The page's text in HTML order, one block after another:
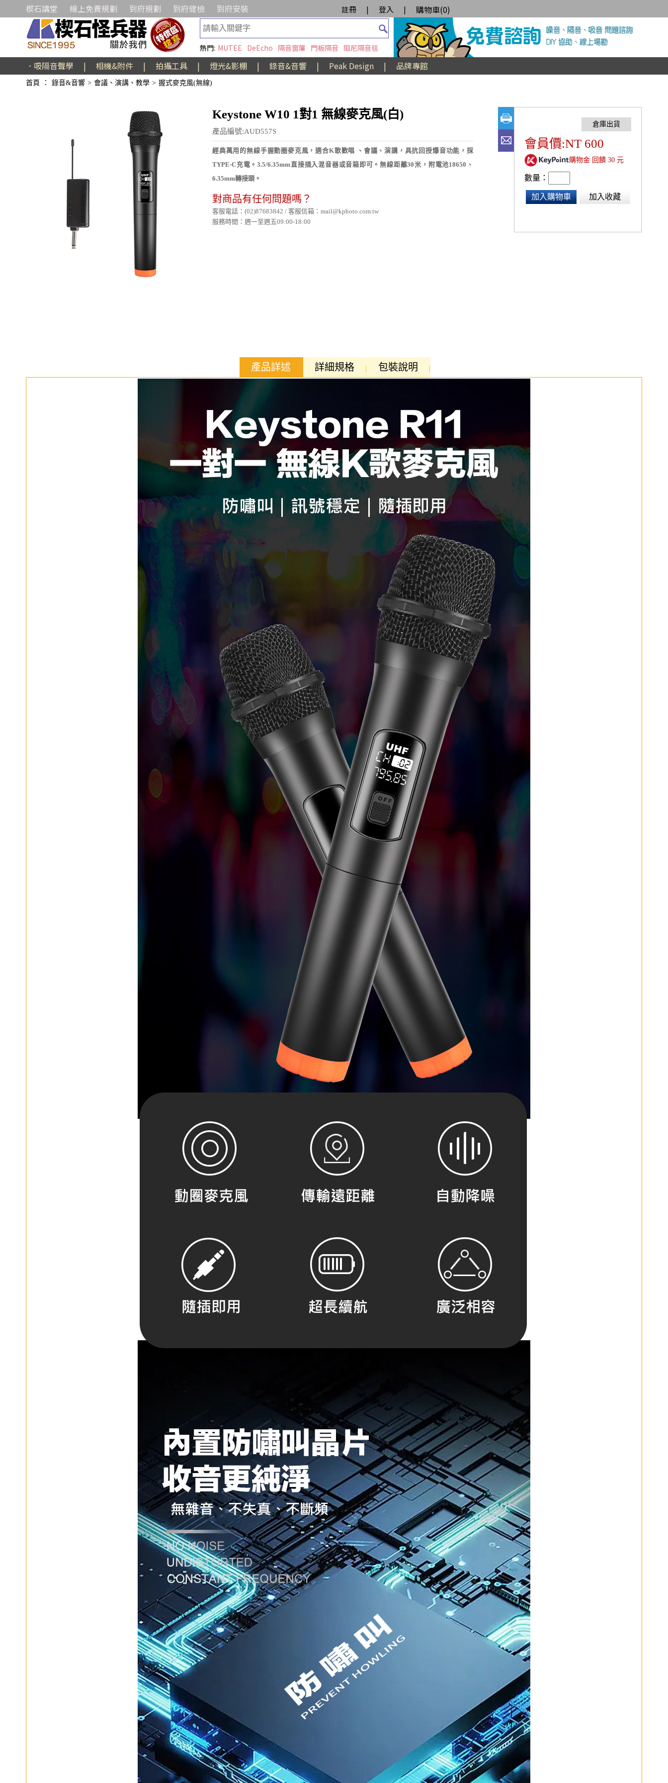
楔石講堂 線上免費規劃 到府規劃 到府健檢 到府安裝 註冊 | 登入 | 購物車(0)
熱門: MUTEE DeEcho 隔音窗簾 門板隔音 阻尼隔音毯
．吸隔音聲學 | 相機&附件 | 拍攝工具 | 燈光&影棚 | 錄音&音響 | Peak Design | 品牌專館
首頁 ： 錄音&音響 > 會議、演講、教學 > 握式麥克風(無線)
Keystone W10 1對1 無線麥克風(白)
產品編號:AUD557S
經典萬用的無線手握動圈麥克風，適合K歌歡唱 、會議、演講，具抗回授爆音功能，採
TYPE-C充電。3.5/6.35mm直接插入混音器或音箱即可。無線距離30米，附電池18650、
6.35mm轉接頭。
對商品有任何問題嗎？
客服電話：(02)87683842 / 客服信箱：mail@kphoto.com.tw
服務時間：週一至週五09:00-18:00
會員價:NT 600
購物金 回饋 30 元
數量：
加入購物車 加入收藏
產品詳述 詳細規格 包裝說明